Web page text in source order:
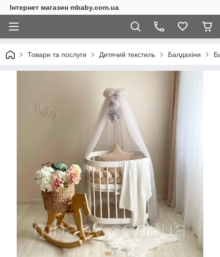
Інтернет магазин mbaby.com.ua
Товари та послуги Дитячий текстиль Балдахіни